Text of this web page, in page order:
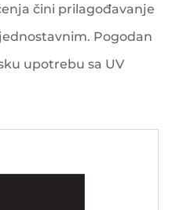
čini prilagođavanje
Pogodan
upotrebu sa UV